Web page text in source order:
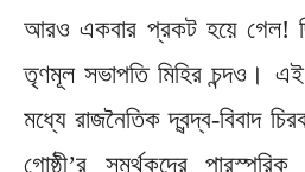
আরও একবার প্রকট হয়ে গেল!
তৃণমূল সভাপতি মিহির চন্দও। এই
মধ্যে রাজনৈতিক দ্বন্দ্ব-বিবাদ
গোষ্ঠী’র সমর্থকদের